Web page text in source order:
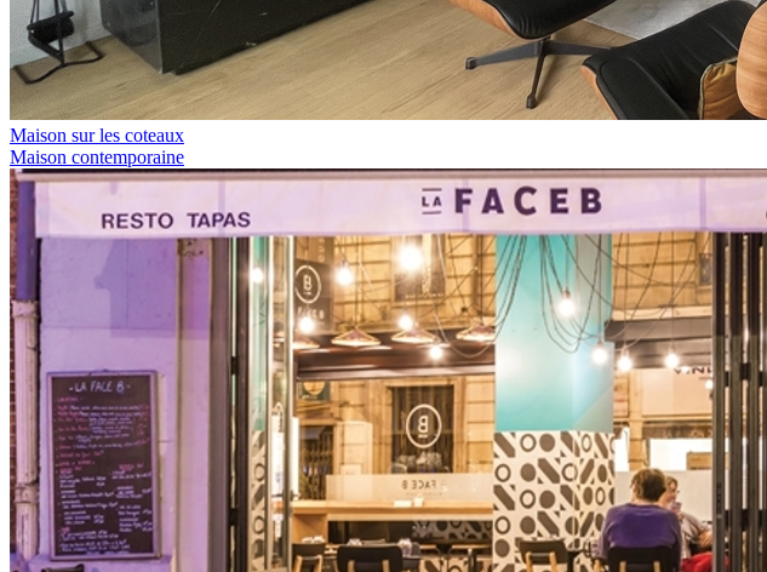
Maison sur les coteaux
Maison contemporaine